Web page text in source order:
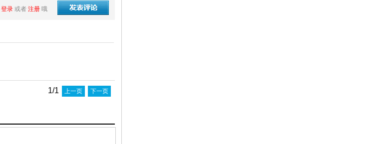
登录 或者 注册 哦
1/1 上一页 下一页